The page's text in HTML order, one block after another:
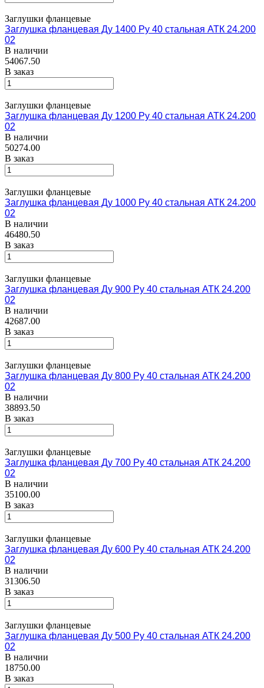
Заглушки фланцевые
Заглушка фланцевая Ду 1400 Ру 40 стальная АТК 24.200
02
В наличии
54067.50
В заказ
Заглушки фланцевые
Заглушка фланцевая Ду 1200 Ру 40 стальная АТК 24.200
02
В наличии
50274.00
В заказ
Заглушки фланцевые
Заглушка фланцевая Ду 1000 Ру 40 стальная АТК 24.200
02
В наличии
46480.50
В заказ
Заглушки фланцевые
Заглушка фланцевая Ду 900 Ру 40 стальная АТК 24.200
02
В наличии
42687.00
В заказ
Заглушки фланцевые
Заглушка фланцевая Ду 800 Ру 40 стальная АТК 24.200
02
В наличии
38893.50
В заказ
Заглушки фланцевые
Заглушка фланцевая Ду 700 Ру 40 стальная АТК 24.200
02
В наличии
35100.00
В заказ
Заглушки фланцевые
Заглушка фланцевая Ду 600 Ру 40 стальная АТК 24.200
02
В наличии
31306.50
В заказ
Заглушки фланцевые
Заглушка фланцевая Ду 500 Ру 40 стальная АТК 24.200
02
В наличии
18750.00
В заказ